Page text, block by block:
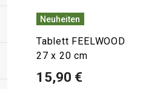
Neuheiten
Tablett FEELWOOD
27 x 20 cm
15,90 €